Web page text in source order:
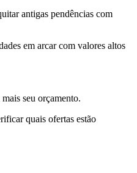
antigas pendências com
em arcar com valores altos
seu orçamento.
quais ofertas estão